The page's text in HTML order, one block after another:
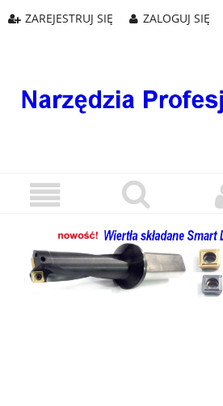
ZAREJESTRUJ SIĘ ZALOGUJ SIĘ